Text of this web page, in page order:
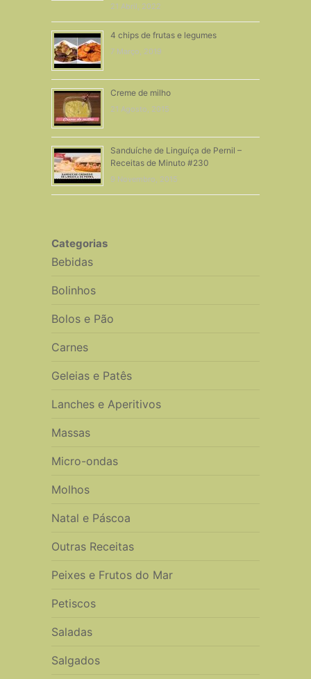
21 Abril, 2022
4 chips de frutas e legumes
7 Março, 2019
Creme de milho
21 Agosto, 2015
Sanduíche de Linguíça de Pernil –
Receitas de Minuto #230
9 Novembro, 2015
Categorias
Bebidas
Bolinhos
Bolos e Pão
Carnes
Geleias e Patês
Lanches e Aperitivos
Massas
Micro-ondas
Molhos
Natal e Páscoa
Outras Receitas
Peixes e Frutos do Mar
Petiscos
Saladas
Salgados